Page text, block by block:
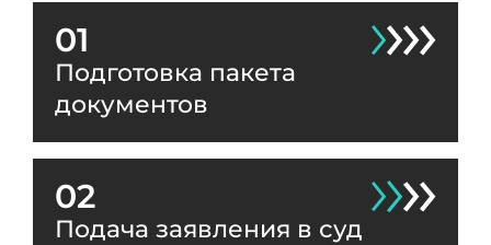
01
Подготовка пакета
документов
02
Подача заявления в суд